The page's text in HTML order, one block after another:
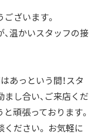
ざいます。
温かいスタッフの接
あっという間！スタ
し合い、ご来店くだ
頑張っております。
ださい。 お気軽に